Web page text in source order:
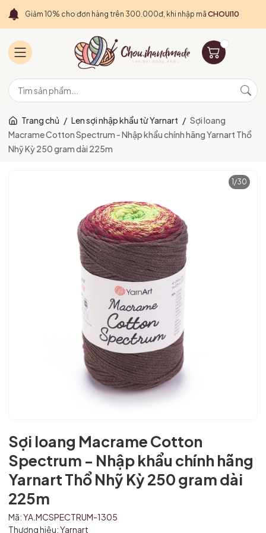
Giảm 10% cho đơn hàng trên 300.000đ, khi nhập mã CHOUI10
Trang chủ / Len sợi nhập khẩu từ Yarnart / Sợi loang
Macrame Cotton Spectrum - Nhập khẩu chính hãng Yarnart Thổ
Nhỹ Kỳ 250 gram dài 225m
1 /30
Sợi loang Macrame Cotton
Spectrum - Nhập khẩu chính hãng
Yarnart Thổ Nhỹ Kỳ 250 gram dài
225m
Mã:YA.MCSPECTRUM-1305
Thương hiệu:Yarnart
Mã giảm giá: